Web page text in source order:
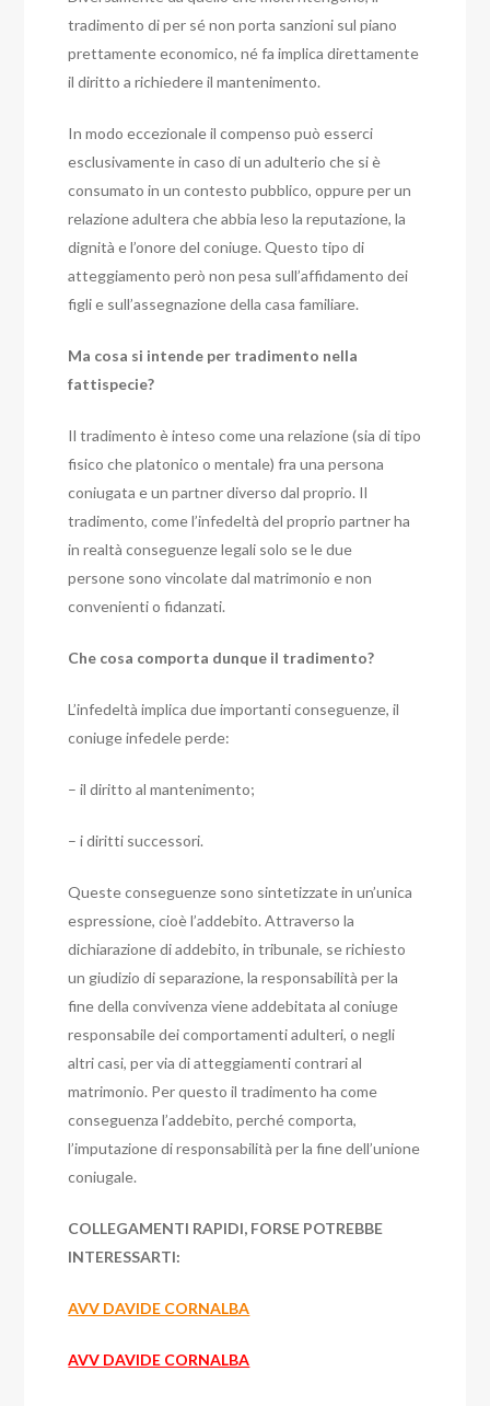
tradimento di per sé non porta sanzioni sul piano
prettamente economico, né fa implica direttamente
il diritto a richiedere il mantenimento.
In modo eccezionale il compenso può esserci
esclusivamente in caso di un adulterio che si è
consumato in un contesto pubblico, oppure per un
relazione adultera che abbia leso la reputazione, la
dignità e l’onore del coniuge. Questo tipo di
atteggiamento però non pesa sull’affidamento dei
figli e sull’assegnazione della casa familiare.
Ma cosa si intende per tradimento nella
fattispecie?
Il tradimento è inteso come una relazione (sia di tipo
fisico che platonico o mentale) fra una persona
coniugata e un partner diverso dal proprio. Il
tradimento, come l’infedeltà del proprio partner ha
in realtà conseguenze legali solo se le due
persone sono vincolate dal matrimonio e non
convenienti o fidanzati.
Che cosa comporta dunque il tradimento?
L’infedeltà implica due importanti conseguenze, il
coniuge infedele perde:
– il diritto al mantenimento;
– i diritti successori.
Queste conseguenze sono sintetizzate in un’unica
espressione, cioè l’addebito.Attraverso la
dichiarazione di addebito, in tribunale, se richiesto
un giudizio di separazione, la responsabilità per la
fine della convivenza viene addebitata al coniuge
responsabile dei comportamenti adulteri, o negli
altri casi, per via di atteggiamenti contrari al
matrimonio. Per questo il tradimento ha come
conseguenza l’addebito, perché comporta,
l’imputazione di responsabilità per la fine dell’unione
coniugale.
COLLEGAMENTI RAPIDI, FORSE POTREBBE
INTERESSARTI:
AVV DAVIDE CORNALBA
AVV DAVIDE CORNALBA